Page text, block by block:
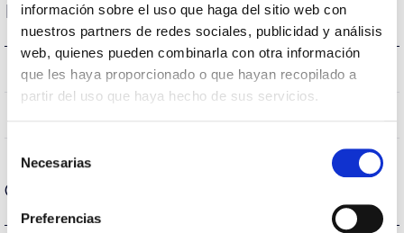
información sobre el uso que haga del sitio web con
nuestros partners de redes sociales, publicidad y análisis
web, quienes pueden combinarla con otra información
que les haya proporcionado o que hayan recopilado a
partir del uso que haya hecho de sus servicios.
consentimiento
Necesarias
Preferencias
Dimensions and Mounting
Measures 318 a 408x116mm
Optical data